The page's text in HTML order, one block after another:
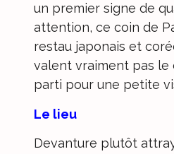
un premier signe de
attention, ce coin de
restau japonais et
valent vraiment pas le
parti pour une petite
Le lieu
Devanture plutôt